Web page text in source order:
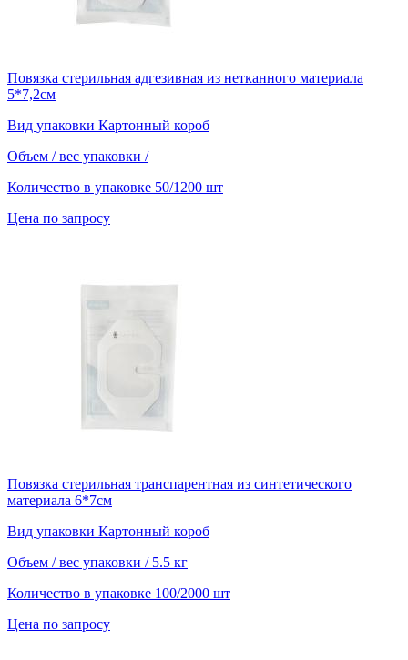
Повязка стерильная адгезивная из нетканного материала
5*7,2см
Вид упаковки Картонный короб
Объем / вес упаковки /
Количество в упаковке 50/1200 шт
Цена по запросу
Повязка стерильная транспарентная из синтетического
материала 6*7см
Вид упаковки Картонный короб
Объем / вес упаковки / 5.5 кг
Количество в упаковке 100/2000 шт
Цена по запросу